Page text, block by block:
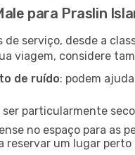
para Praslin
serviço, desde a
viagem, considere
de ruído: podem
ser particularmente
no espaço para as
reservar um lugar perto